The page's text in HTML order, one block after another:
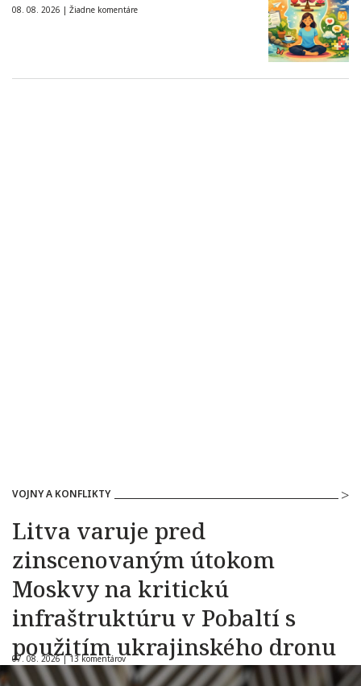
08. 08. 2026 | Žiadne komentáre
VOJNY A KONFLIKTY
Litva varuje pred
zinscenovaným útokom
Moskvy na kritickú
infraštruktúru v Pobaltí s
použitím ukrajinského dronu
07. 08. 2026 |13 komentárov